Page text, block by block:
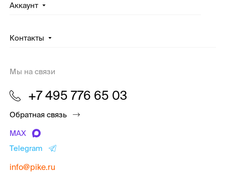
Аккаунт
Контакты
Мы на связи
+7 495 776 65 03
Обратная связь
MAX
Telegram
info@pike.ru